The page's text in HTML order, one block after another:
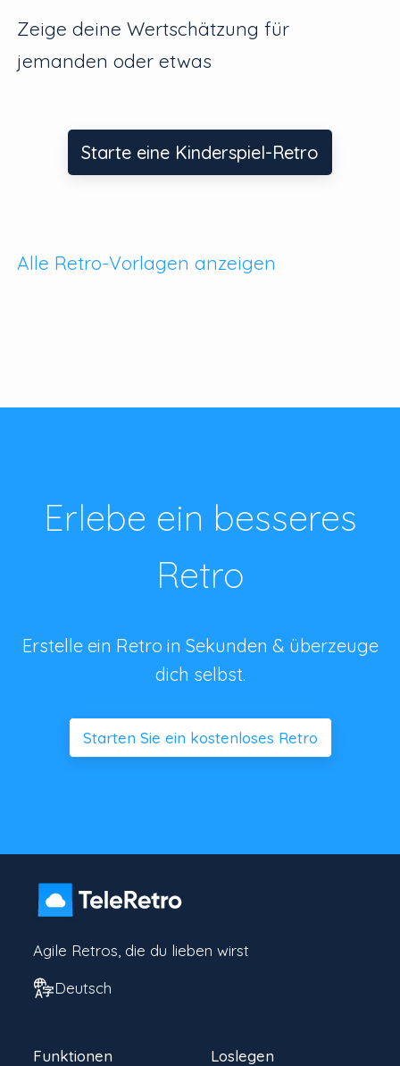
Zeige deine Wertschätzung für
jemanden oder etwas
Starte eine Kinderspiel-Retro
Alle Retro-Vorlagen anzeigen
Erlebe ein besseres
Retro
Erstelle ein Retro in Sekunden & überzeuge
dich selbst.
Starten Sie ein kostenloses Retro
Agile Retros, die du lieben wirst
Deutsch
Funktionen Loslegen